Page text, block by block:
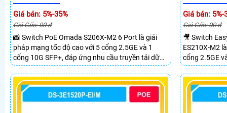
Giá bán: 5%-35%
Giá Gốc: 00 ₫
📸 Switch PoE Omada S206X-M2 6 Port là giải
pháp mạng tốc độ cao với 5 cổng 2.5GE và 1
cổng 10G SFP+, đáp ứng nhu cầu truyền tải dữ
liệu lớn sở hữu băng thông chuyển mạch 45Gbps
cùng tốc độ chuyển tiếp 33.48Mpps, mang lại
hiệu suất ổn định cho doanh nghiệp văn phòng
và hệ thống mạng hiện đại.
Giá bán: 5%-
Giá Gốc: 00 ₫
🎥 Switch
ES210X-M2
cổng 2.5GE
cầu truyền
chuyển
59.52Mpps
nghiệp văn